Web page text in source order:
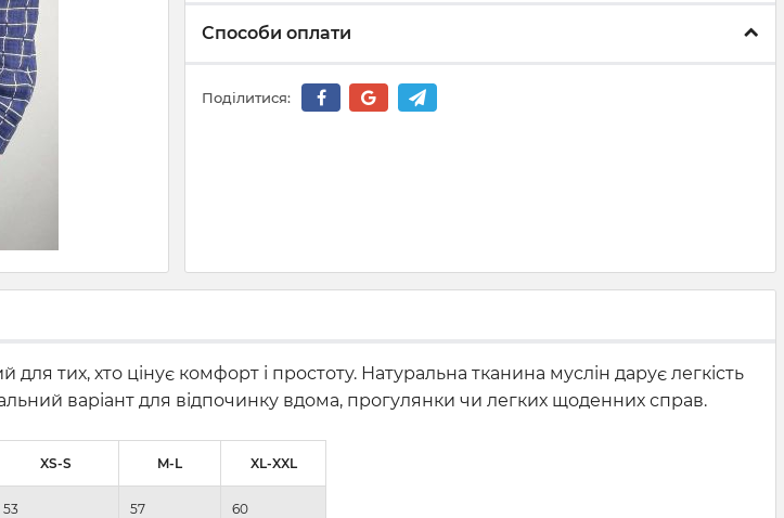
Способи оплати
Поділитися:
тих, хто цінує комфорт і простоту. Натуральна тканина муслін дарує легкість
варіант для відпочинку вдома, прогулянки чи легких щоденних справ.
XS-S M-L XL-XXL
53 57 60